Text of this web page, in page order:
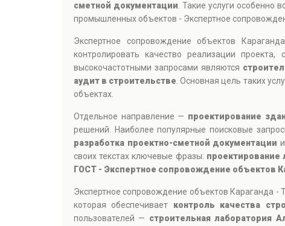
сметной документации . Такие услуги особенно
промышленных объектов - Экспертное
Экспертное сопровождение объектов
контролировать качество реализации
высокочастотными запросами являются
аудит в строительстве . Основная цель таких
объектах.
Отдельное направление — проектирование
решений. Наиболее популярные поисковые
разработка проектно-сметной документации и
своих текстах ключевые фразы:
ГОСТ - Экспертное сопровождение объектов
Экспертное сопровождение объектов Караганда
которая обеспечивает контроль качества
пользователей — строительная лаборатория